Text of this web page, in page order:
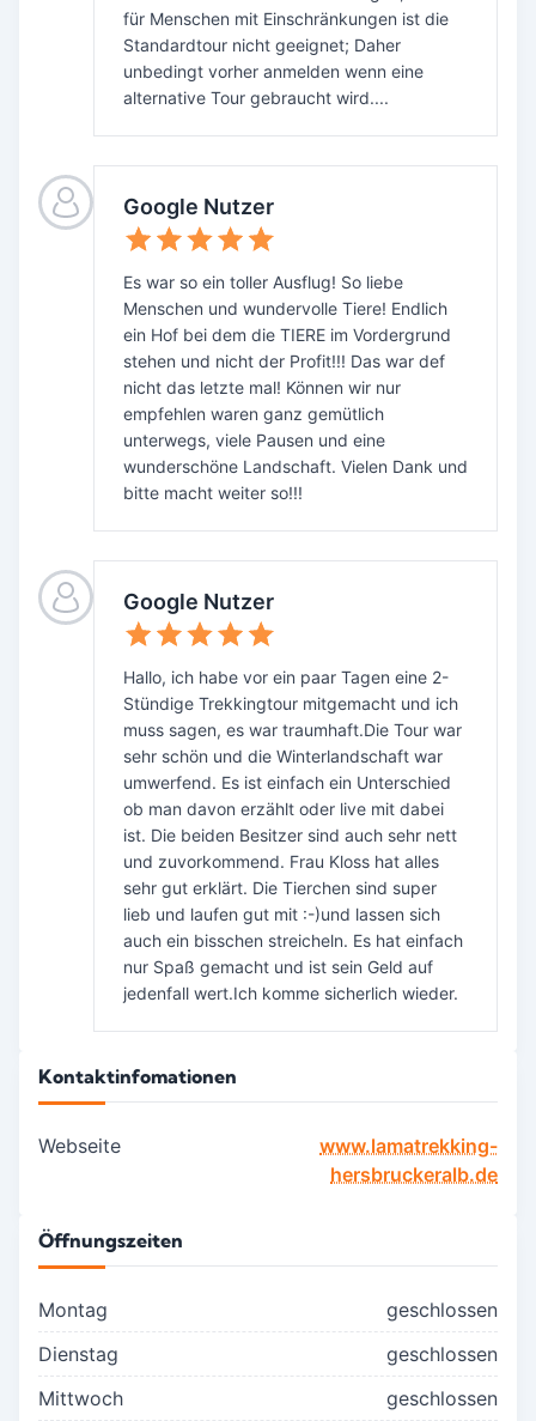
für Menschen mit Einschränkungen ist die
Standardtour nicht geeignet; Daher
unbedingt vorher anmelden wenn eine
alternative Tour gebraucht wird....
Google Nutzer
Es war so ein toller Ausflug! So liebe
Menschen und wundervolle Tiere! Endlich
ein Hof bei dem die TIERE im Vordergrund
stehen und nicht der Profit!!! Das war def
nicht das letzte mal! Können wir nur
empfehlen waren ganz gemütlich
unterwegs, viele Pausen und eine
wunderschöne Landschaft. Vielen Dank und
bitte macht weiter so!!!
Google Nutzer
Hallo, ich habe vor ein paar Tagen eine 2-
Stündige Trekkingtour mitgemacht und ich
muss sagen, es war traumhaft.Die Tour war
sehr schön und die Winterlandschaft war
umwerfend. Es ist einfach ein Unterschied
ob man davon erzählt oder live mit dabei
ist. Die beiden Besitzer sind auch sehr nett
und zuvorkommend. Frau Kloss hat alles
sehr gut erklärt. Die Tierchen sind super
lieb und laufen gut mit :-)und lassen sich
auch ein bisschen streicheln. Es hat einfach
nur Spaß gemacht und ist sein Geld auf
jedenfall wert.Ich komme sicherlich wieder.
Kontaktinfomationen
Webseite
www.lamatrekking-
hersbruckeralb.de
Öffnungszeiten
Montag
geschlossen
Dienstag
geschlossen
Mittwoch
geschlossen